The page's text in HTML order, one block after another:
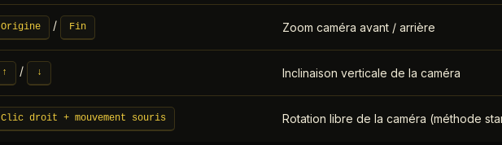
Origine / Fin Zoom caméra avant / arrière
↑ / ↓ Inclinaison verticale de la caméra
Clic droit + mouvement souris Rotation libre de la caméra (méthode